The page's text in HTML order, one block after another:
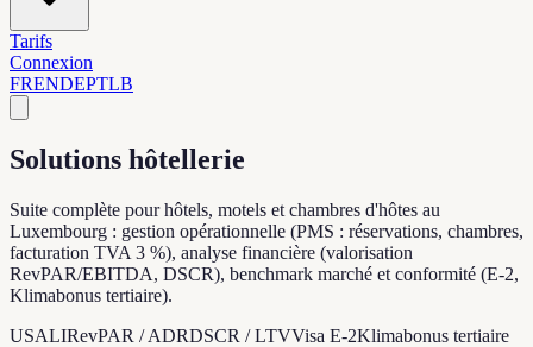
Tarifs
Connexion
FRENDEPTLB
Solutions hôtellerie
Suite complète pour hôtels, motels et chambres d'hôtes au
Luxembourg : gestion opérationnelle (PMS : réservations, chambres,
facturation TVA 3 %), analyse financière (valorisation
RevPAR/EBITDA, DSCR), benchmark marché et conformité (E-2,
Klimabonus tertiaire).
USALIRevPAR / ADRDSCR / LTVVisa E-2Klimabonus tertiaire